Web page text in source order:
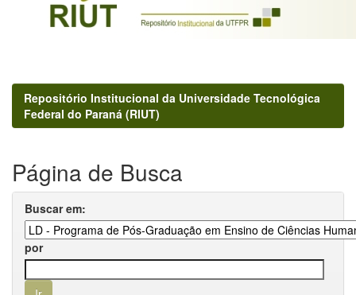
Repositório Institucional da Universidade Tecnológica
Federal do Paraná (RIUT)
Página de Busca
Buscar em:
por